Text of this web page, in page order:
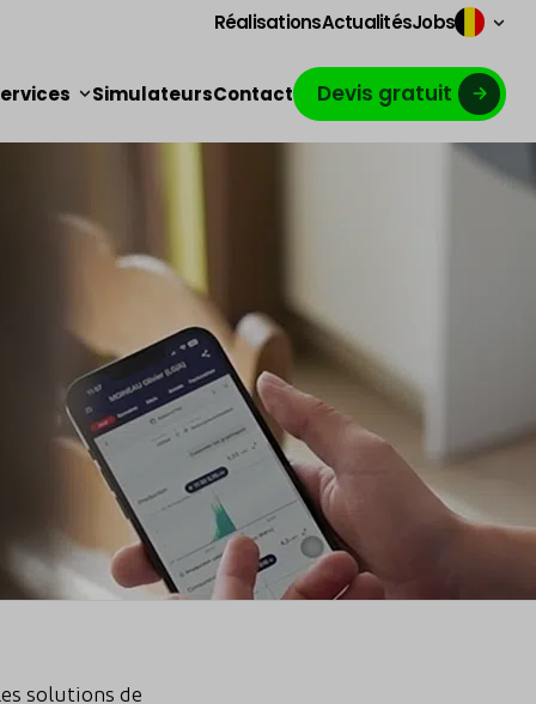
RéalisationsActualitésJobs
SimulateursContact Devis gratuit
solutions de